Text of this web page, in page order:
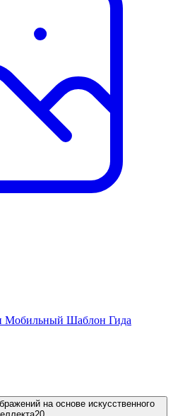
Мобильный Шаблон Гида
на основе искусственного